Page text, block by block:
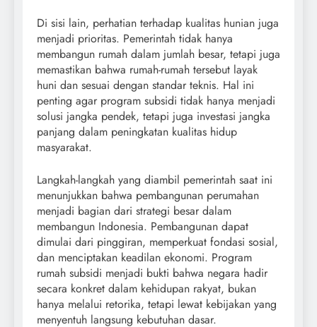
Di sisi lain, perhatian terhadap kualitas hunian juga
menjadi prioritas. Pemerintah tidak hanya
membangun rumah dalam jumlah besar, tetapi juga
memastikan bahwa rumah-rumah tersebut layak
huni dan sesuai dengan standar teknis. Hal ini
penting agar program subsidi tidak hanya menjadi
solusi jangka pendek, tetapi juga investasi jangka
panjang dalam peningkatan kualitas hidup
masyarakat.
Langkah-langkah yang diambil pemerintah saat ini
menunjukkan bahwa pembangunan perumahan
menjadi bagian dari strategi besar dalam
membangun Indonesia. Pembangunan dapat
dimulai dari pinggiran, memperkuat fondasi sosial,
dan menciptakan keadilan ekonomi. Program
rumah subsidi menjadi bukti bahwa negara hadir
secara konkret dalam kehidupan rakyat, bukan
hanya melalui retorika, tetapi lewat kebijakan yang
menyentuh langsung kebutuhan dasar.